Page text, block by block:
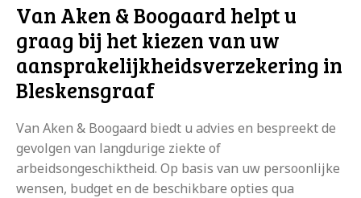
Van Aken & Boogaard helpt u
graag bij het kiezen van uw
aansprakelijkheidsverzekering in
Bleskensgraaf
Van Aken & Boogaard biedt u advies en bespreekt de
gevolgen van langdurige ziekte of
arbeidsongeschiktheid. Op basis van uw persoonlijke
wensen, budget en de beschikbare opties qua